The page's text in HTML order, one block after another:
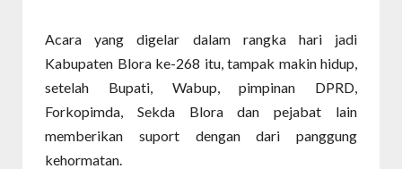
Acara yang digelar dalam rangka hari jadi
Kabupaten Blora ke-268 itu, tampak makin hidup,
setelah Bupati, Wabup, pimpinan DPRD,
Forkopimda, Sekda Blora dan pejabat lain
memberikan suport dengan dari panggung
kehormatan.